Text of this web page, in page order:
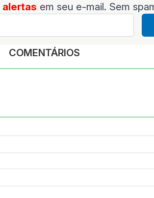
alertas em seu e-mail. Sem
COMENTÁRIOS